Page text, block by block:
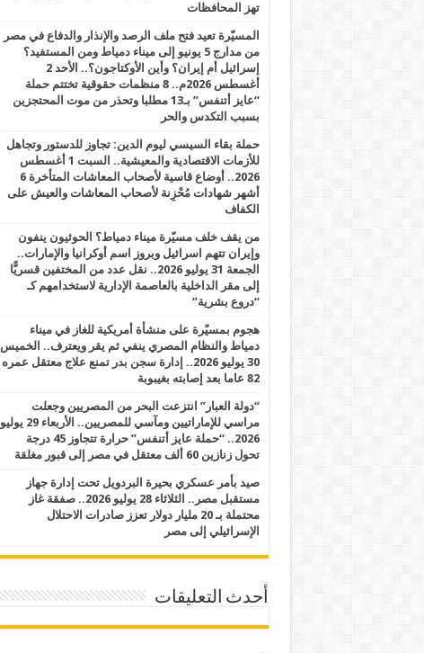
تهز المحافظات
المسيّرة تعيد فتح ملف الرصد والإنذار والدفاع في مصر
من مدارج 5 يونيو إلى ميناء دمياط ومن المستفيد؟
إسرائيل أم إيران؟ وأين الأوكتاجون؟.. الأحد 2
أغسطس 2026م.. 8 منظمات حقوقية تختتم حملة
“عايز أتنفس” بـ13 مطلبا وتحذر من موت المحتجزين
بسبب التكدس والحر
حملة بقاء السيسي ليوم الدين: تجاوز للدستور وتجاهل
للأزمات الاقتصادية والمعيشية.. السبت 1 أغسطس
2026.. أوضاع قاسية لأصحاب المعاشات المتأخرة 6
أشهر شهادات مُحْزِنة لأصحاب المعاشات والعيش على
الكفاف
من يقف خلف مسيّرة ميناء دمياط؟ الحوثيون ينفون
وإيران تتهم اسرائيل وبروز اسم أوكرانيا والإمارات..
الجمعة 31 يوليو 2026.. نقل عدد من المختفين قسريًّا
إلى مقر الداخلية بالعاصمة الإدارية لاستخدامهم كـ
“دروع بشرية”
هجوم بمسيّرة على منشأة أمريكية للغاز في ميناء
دمياط والنظام المصري ينفي ثم يقر ويعترف.. الخميس
30 يوليو 2026.. إدارة سجن بدر تمنع علاج معتقل عمره
82 عاما بعد إصابته بغيبوبة
“دولة العبار” انتزعت البحر من المصريين وجعلت
مراسي للإماراتيين ومآسي للمصريين.. الأربعاء 29 يوليو
2026.. “حملة عايز أتنفس” حرارة تتجاوز 45 درجة
تحول زنازين 60 ألف معتقل في مصر إلى قبور مغلقة
صيد بأمر عسكري بحيرة البردويل تحت إدارة جهاز
مستقبل مصر.. الثلاثاء 28 يوليو 2026.. صفقة غاز
محتملة بـ 20 مليار دولار تعزز صادرات الاحتلال
الإسرائيلي إلى مصر
أحدث التعليقات